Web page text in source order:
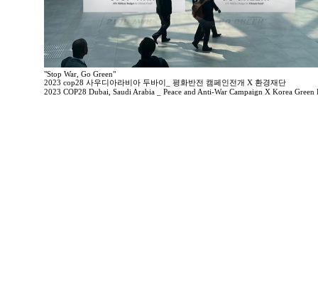
"Stop War, Go Green"
2023 cop28 사우디아라비아 두바이_ 평화반전 캠페인전개 X 환경재단
2023 COP28 Dubai, Saudi Arabia _ Peace and Anti-War Campaign X Korea Green